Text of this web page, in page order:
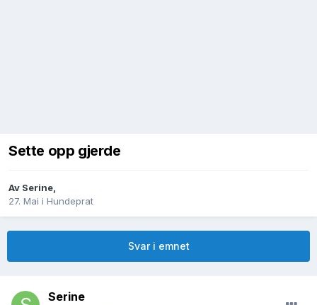
Sette opp gjerde
Av Serine,
27. Mai i Hundeprat
Svar i emnet
Serine